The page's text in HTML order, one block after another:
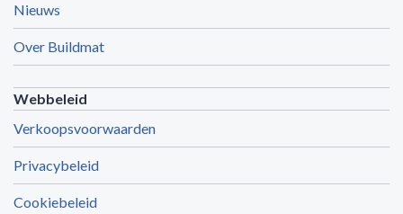
Nieuws
Over Buildmat
Webbeleid
Verkoopsvoorwaarden
Privacybeleid
Cookiebeleid